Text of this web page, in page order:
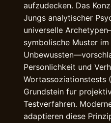
aufzudecken. Das
Jungs analytischer
universelle
symbolische Muster
Personlichkeit und
Wortassoziationstests
Grundstein fur
Testverfahren.
adaptieren diese